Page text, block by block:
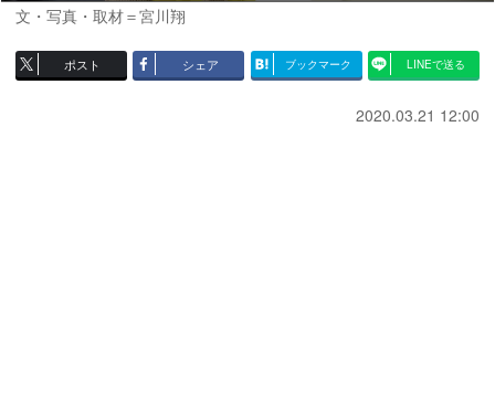
文・写真・取材＝宮川翔
ポスト シェア ブックマーク LINEで送る
2020.03.21 12:00